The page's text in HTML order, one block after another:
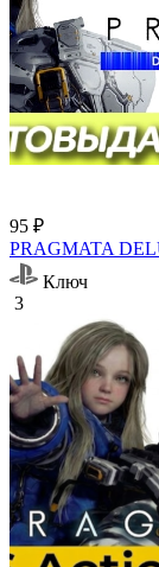
95 ₽
PRAGMATA
Ключ
3